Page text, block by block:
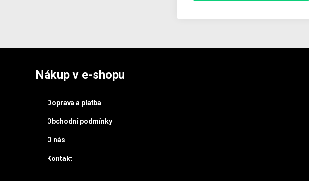
Nákup v e-shopu
Doprava a platba
Obchodní podmínky
O nás
Kontakt